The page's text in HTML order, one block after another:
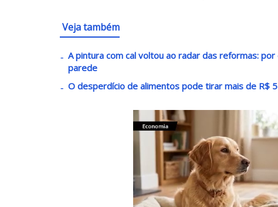
Veja também
A pintura com cal voltou ao radar das reformas:
parede
O desperdício de alimentos pode tirar mais de R$